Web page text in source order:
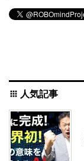
apps 人気記事